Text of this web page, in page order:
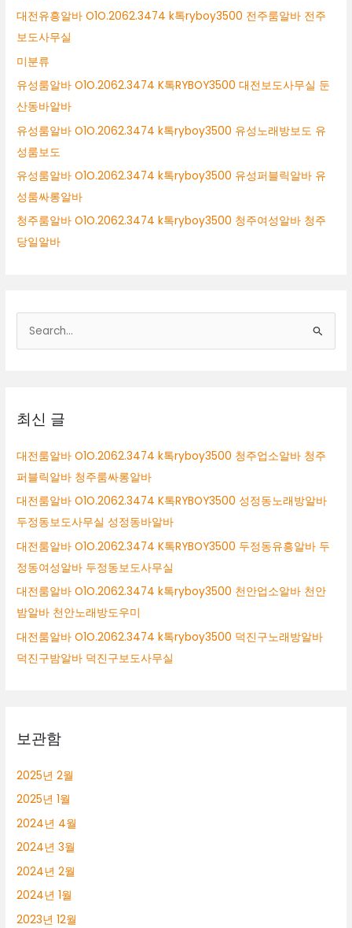
대전유흥알바 O1O.2062.3474 k톡ryboy3500 전주룸알바 전주
보도사무실
미분류
유성룸알바 O1O.2062.3474 K톡RYBOY3500 대전보도사무실 둔
산동바알바
유성룸알바 O1O.2062.3474 k톡ryboy3500 유성노래방보도 유
성룸보도
유성룸알바 O1O.2062.3474 k톡ryboy3500 유성퍼블릭알바 유
성룸싸롱알바
청주룸알바 O1O.2062.3474 k톡ryboy3500 청주여성알바 청주
당일알바
색
최신 글
대전룸알바 O1O.2062.3474 k톡ryboy3500 청주업소알바 청주
퍼블릭알바 청주룸싸롱알바
대전룸알바 O1O.2062.3474 K톡RYBOY3500 성정동노래방알바
두정동보도사무실 성정동바알바
대전룸알바 O1O.2062.3474 K톡RYBOY3500 두정동유흥알바 두
정동여성알바 두정동보도사무실
대전룸알바 O1O.2062.3474 k톡ryboy3500 천안업소알바 천안
밤알바 천안노래방도우미
대전룸알바 O1O.2062.3474 k톡ryboy3500 덕진구노래방알바
덕진구밤알바 덕진구보도사무실
보관함
2025년 2월
2025년 1월
2024년 4월
2024년 3월
2024년 2월
2024년 1월
2023년 12월